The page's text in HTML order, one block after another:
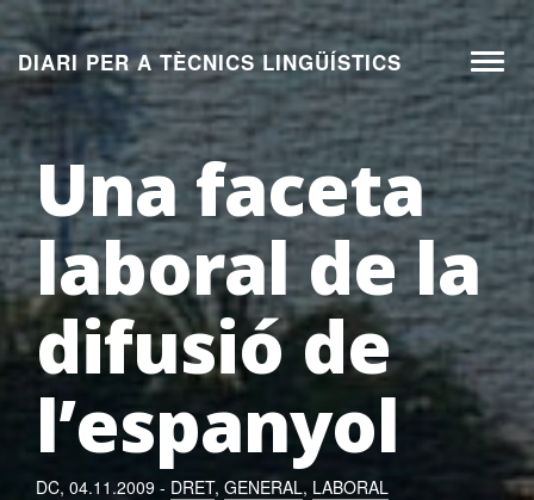
Aneu
al
contingut
DIARI PER A TÈCNICS LINGÜÍSTICS
Una faceta
laboral de la
difusió de
l’espanyol
DC, 04.11.2009 - DRET, GENERAL, LABORAL